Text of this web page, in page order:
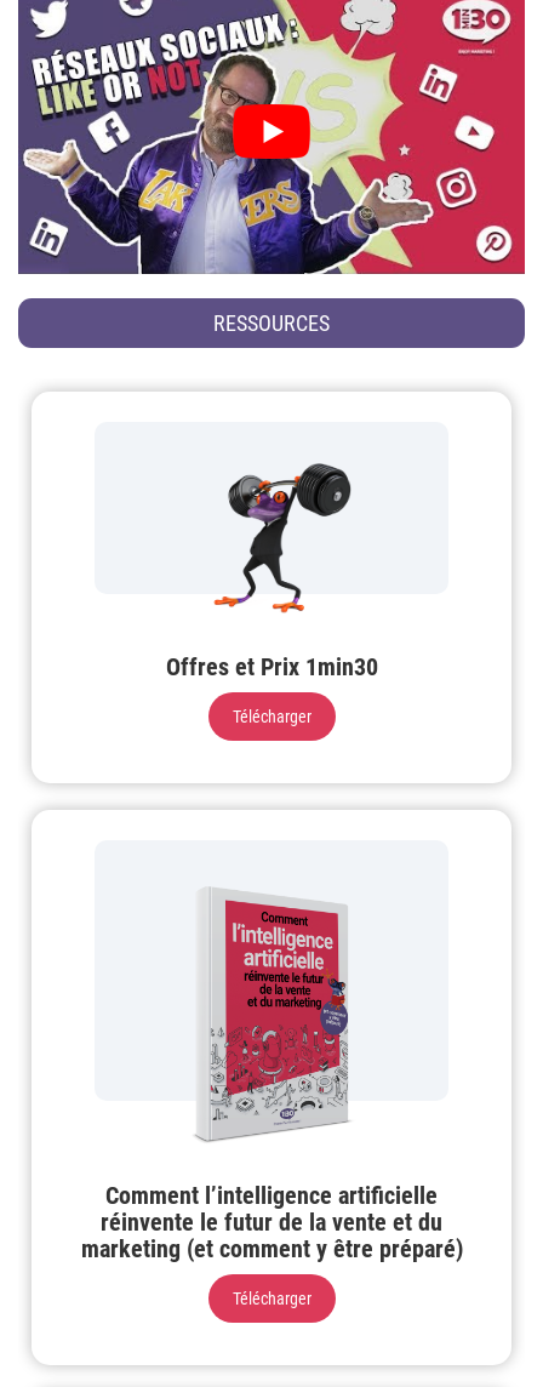
RESSOURCES
Offres et Prix 1min30
Télécharger
Comment l’intelligence artificielle
réinvente le futur de la vente et du
marketing (et comment y être préparé)
Télécharger